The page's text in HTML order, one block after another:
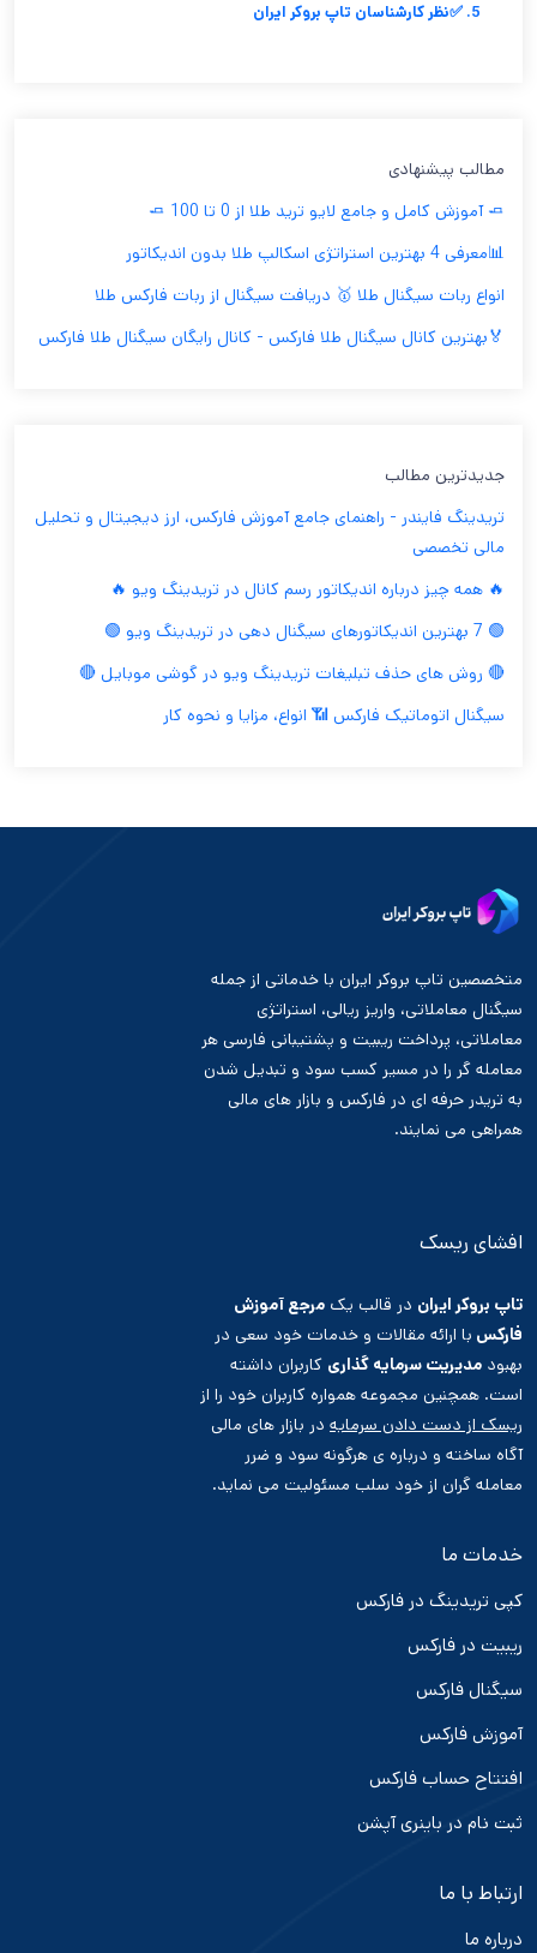
5. ✅نظر کارشناسان تاپ بروکر ایران
مطالب پیشنهادی
🧈 آموزش کامل و جامع لایو ترید طلا از 0 تا 100 🧈
📊معرفی 4 بهترین استراتژی اسکالپ طلا بدون اندیکاتور
انواع ربات سیگنال طلا 🥇 دریافت سیگنال از ربات فارکس طلا
🏅بهترین کانال سیگنال طلا فارکس - کانال رایگان سیگنال طلا فارکس
جدیدترین مطالب
تریدینگ فایندر - راهنمای جامع آموزش فارکس، ارز دیجیتال و تحلیل
مالی تخصصی
🔥 همه چیز درباره اندیکاتور رسم کانال در تریدینگ ویو 🔥
🟢 7 بهترین اندیکاتورهای سیگنال دهی در تریدینگ ویو 🟢
🔴 روش های حذف تبلیغات تریدینگ ویو در گوشی موبایل 🔴
سیگنال اتوماتیک فارکس 📶 انواع، مزایا و نحوه کار
متخصصین تاپ بروکر ایران با خدماتی از جمله
سیگنال معاملاتی، واریز ریالی، استراتژی
معاملاتی، پرداخت ریبیت و پشتیبانی فارسی هر
معامله گر را در مسیر کسب سود و تبدیل شدن
به تریدر حرفه ای در فارکس و بازار های مالی
همراهی می نمایند.
افشای ریسک
تاپ بروکر ایران در قالب یک مرجع آموزش
فارکس با ارائه مقالات و خدمات خود سعی در
بهبود مدیریت سرمایه گذاری کاربران داشته
است. همچنین مجموعه همواره کاربران خود را از
ریسک از دست دادن سرمایه در بازار های مالی
آگاه ساخته و درباره ی هرگونه سود و ضرر
معامله گران از خود سلب مسئولیت می نماید.
خدمات ما
کپی تریدینگ در فارکس
ریبیت در فارکس
سیگنال فارکس
آموزش فارکس
افتتاح حساب فارکس
ثبت نام در باینری آپشن
ارتباط با ما
درباره ما